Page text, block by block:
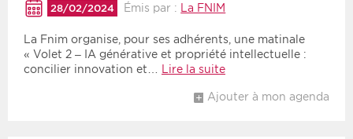
28/02/2024 Émis par : La FNIM
La Fnim organise, pour ses adhérents, une matinale
« Volet 2 – IA générative et propriété intellectuelle :
concilier innovation et… Lire la suite
Ajouter à mon agenda